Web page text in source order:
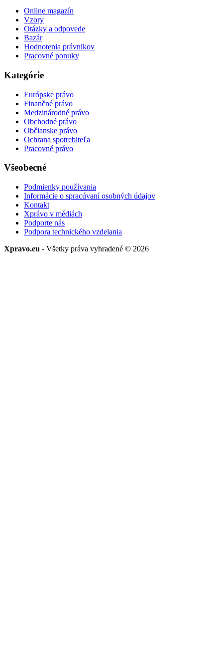
Online magazín
Vzory
Otázky a odpovede
Bazár
Hodnotenia právnikov
Pracovné ponuky
Kategórie
Európske právo
Finančné právo
Medzinárodné právo
Obchodné právo
Občianske právo
Ochrana spotrebiteľa
Pracovné právo
Všeobecné
Podmienky používania
Informácie o spracúvaní osobných údajov
Kontakt
Xprávo v médiách
Podporte nás
Podpora technického vzdelania
Xpravo.eu - Všetky práva vyhradené © 2026